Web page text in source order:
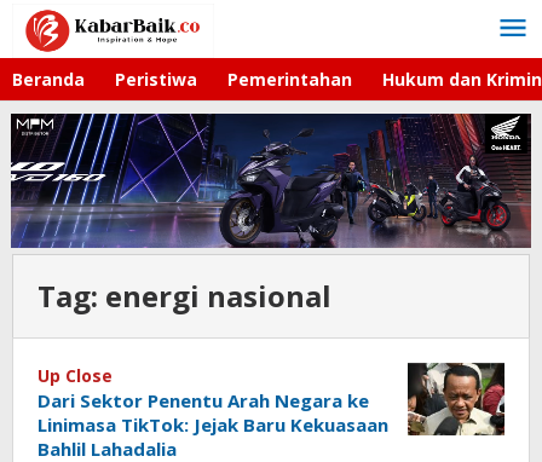
Lewati
konten
Beranda Peristiwa Pemerintahan Hukum dan
Tag: energi nasional
Up Close
Dari Sektor Penentu Arah Negara ke
Linimasa TikTok: Jejak Baru Kekuasaan
Bahlil Lahadalia